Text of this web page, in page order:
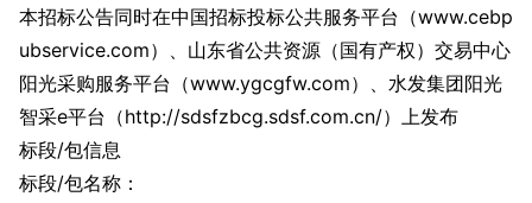
本招标公告同时在中国招标投标公共服务平台（www.cebp
ubservice.com）、山东省公共资源（国有产权）交易中心
阳光采购服务平台（www.ygcgfw.com）、水发集团阳光
智采e平台（http://sdsfzbcg.sdsf.com.cn/）上发布
标段/包信息
标段/包名称：